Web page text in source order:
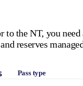
to the NT, you need
reserves
Pass type